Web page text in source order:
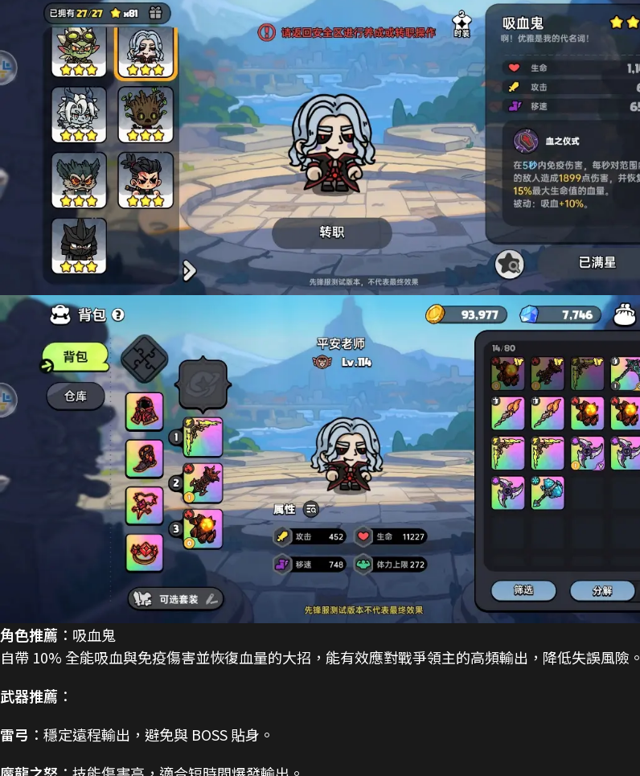
角色推薦 ：吸血鬼
自帶 10% 全能吸血與免疫傷害並恢復血量的大招，能有效應對戰爭領主的高頻輸出，降低失誤風險。
武器推薦 ：
雷弓 ：穩定遠程輸出，避免與 BOSS 貼身。